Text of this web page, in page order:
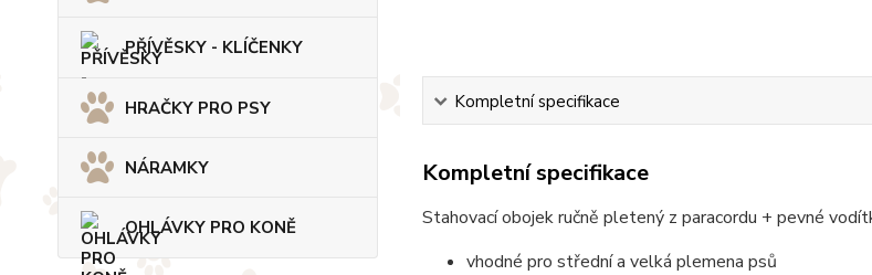
PŘÍVĚSKY - KLÍČENKY
HRAČKY PRO PSY
NÁRAMKY
OHLÁVKY PRO KONĚ
Kompletní specifikace
Kompletní specifikace
Stahovací obojek ručně pletený z paracordu + pevné
vhodné pro střední a velká plemena psů